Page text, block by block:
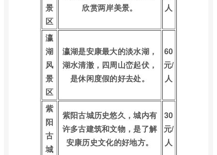
景
区
欣赏两岸美景。
人
瀛
湖
风
景
区
瀛湖是安康最大的淡水湖，
湖水清澈，四周山峦起伏，
是休闲度假的好去处。
60
元/
人
紫
阳
古
城
紫阳古城历史悠久，城内有
许多古建筑和文物，是了解
安康历史文化的好地方。
30
元/
人